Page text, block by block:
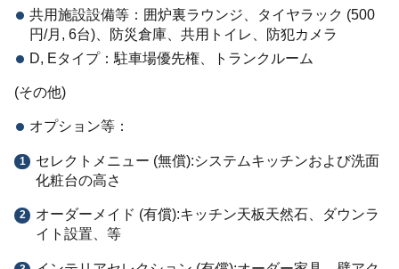
共用施設設備等：囲炉裏ラウンジ、タイヤラック (500
円/月, 6台)、防災倉庫、共用トイレ、防犯カメラ
D, Eタイプ：駐車場優先権、トランクルーム
(その他)
オプション等：
セレクトメニュー (無償):システムキッチンおよび洗面
化粧台の高さ
オーダーメイド (有償):キッチン天板天然石、ダウンラ
イト設置、等